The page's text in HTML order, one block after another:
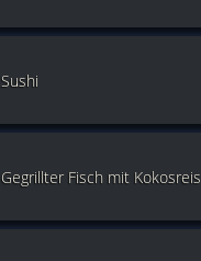
Sushi
Gegrillter Fisch mit Kokosreis